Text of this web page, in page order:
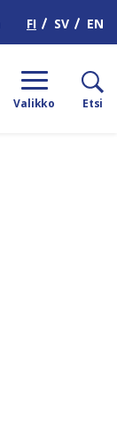
FI SV EN
Valikko Etsi